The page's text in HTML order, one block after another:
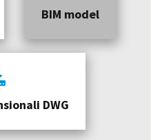
BIM model
DWG